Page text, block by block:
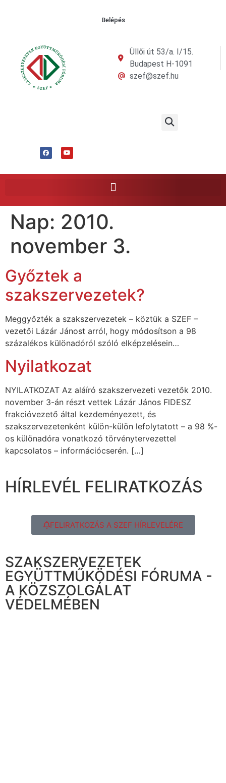
Belépés
Üllői út 53/a. I/15.
Budapest H-1091
szef@szef.hu
Nap: 2010.
november 3.
Győztek a
szakszervezetek?
Meggyőzték a szakszervezetek – köztük a SZEF –
vezetői Lázár Jánost arról, hogy módosítson a 98
százalékos különadóról szóló elképzelésein…
Nyilatkozat
NYILATKOZAT Az aláíró szakszervezeti vezetők 2010.
november 3-án részt vettek Lázár János FlDESZ
frakcióvezető által kezdeményezett, és
szakszervezetenként külön-külön lefolytatott – a 98 %-
os különadóra vonatkozó törvénytervezettel
kapcsolatos – információcserén. […]
HÍRLEVÉL FELIRATKOZÁS
FELIRATKOZÁS A SZEF HÍRLEVELÉRE
SZAKSZERVEZETEK
EGYÜTTMŰKÖDÉSI FÓRUMA -
A KÖZSZOLGÁLAT
VÉDELMÉBEN